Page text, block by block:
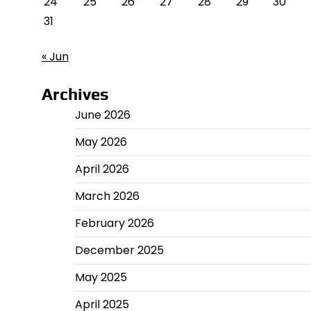
31
« Jun
Archives
June 2026
May 2026
April 2026
March 2026
February 2026
December 2025
May 2025
April 2025